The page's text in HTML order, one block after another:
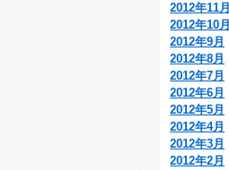
2012年11月
2012年10月
2012年9月
2012年8月
2012年7月
2012年6月
2012年5月
2012年4月
2012年3月
2012年2月